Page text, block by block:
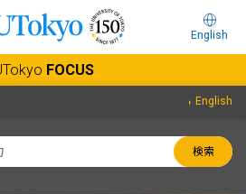
English
FOCUS
English
検索